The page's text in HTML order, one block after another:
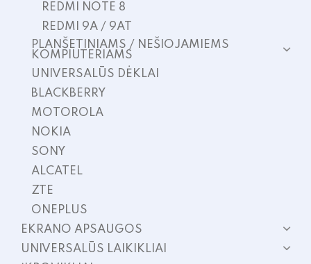
REDMI NOTE 8
REDMI 9A / 9AT
PLANŠETINIAMS / NEŠIOJAMIEMS
KOMPIUTERIAMS
UNIVERSALŪS DĖKLAI
BLACKBERRY
MOTOROLA
NOKIA
SONY
ALCATEL
ZTE
ONEPLUS
EKRANO APSAUGOS
UNIVERSALŪS LAIKIKLIAI